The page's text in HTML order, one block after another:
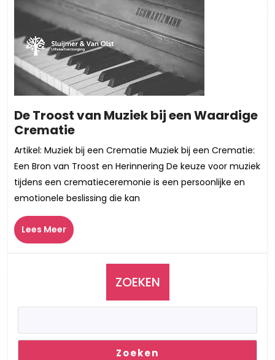
De Troost van Muziek bij een Waardige
CrematieDe
Troost
van
Muziek
bij
een
Artikel: Muziek bij een Crematie Muziek bij een Crematie:
Een Bron van Troost en Herinnering De keuze voor muziek
tijdens een crematieceremonie is een persoonlijke en
emotionele beslissing die kan
Lees MeerLees
Meer
ZOEKEN
Zoeken